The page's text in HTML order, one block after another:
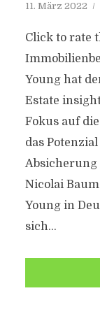
11. März 2022
Click to rate
Young hat
Estate
Fokus auf
das
Absicherung
Nicolai
Young in
sich...